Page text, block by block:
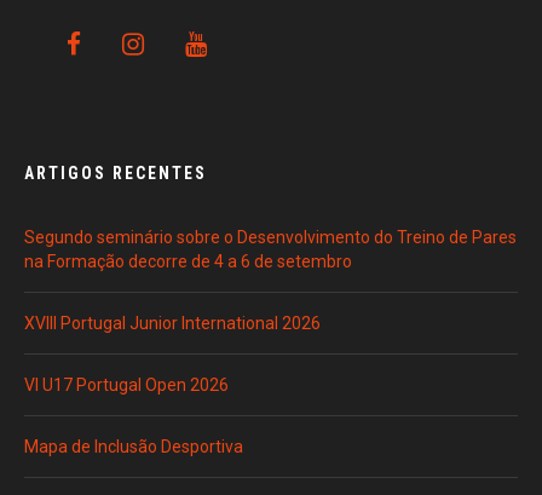
ARTIGOS RECENTES
Segundo seminário sobre o Desenvolvimento do Treino de Pares
na Formação decorre de 4 a 6 de setembro
XVIII Portugal Junior International 2026
VI U17 Portugal Open 2026
Mapa de Inclusão Desportiva